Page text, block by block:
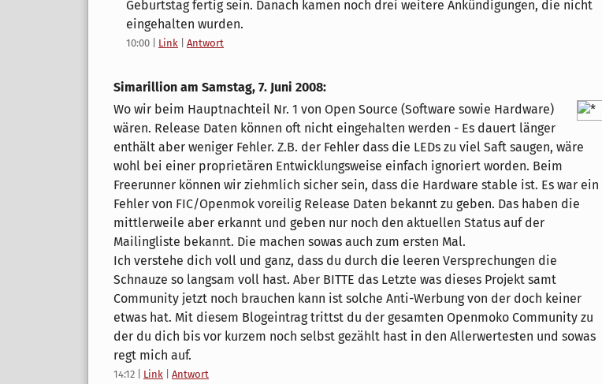
Geburtstag fertig sein. Danach kamen noch drei weitere Ankündigungen, die nicht
eingehalten wurden.
10:00 Link Antwort
Simarillion am Samstag, 7. Juni 2008:
Wo wir beim Hauptnachteil Nr. 1 von Open Source (Software sowie Hardware)
wären. Release Daten können oft nicht eingehalten werden - Es dauert länger
enthält aber weniger Fehler. Z.B. der Fehler dass die LEDs zu viel Saft saugen, wäre
wohl bei einer proprietären Entwicklungsweise einfach ignoriert worden. Beim
Freerunner können wir ziehmlich sicher sein, dass die Hardware stable ist. Es war ein
Fehler von FIC/Openmok voreilig Release Daten bekannt zu geben. Das haben die
mittlerweile aber erkannt und geben nur noch den aktuellen Status auf der
Mailingliste bekannt. Die machen sowas auch zum ersten Mal.
Ich verstehe dich voll und ganz, dass du durch die leeren Versprechungen die
Schnauze so langsam voll hast. Aber BITTE das Letzte was dieses Projekt samt
Community jetzt noch brauchen kann ist solche Anti-Werbung von der doch keiner
etwas hat. Mit diesem Blogeintrag trittst du der gesamten Openmoko Community zu
der du dich bis vor kurzem noch selbst gezählt hast in den Allerwertesten und sowas
regt mich auf.
14:12 Link Antwort